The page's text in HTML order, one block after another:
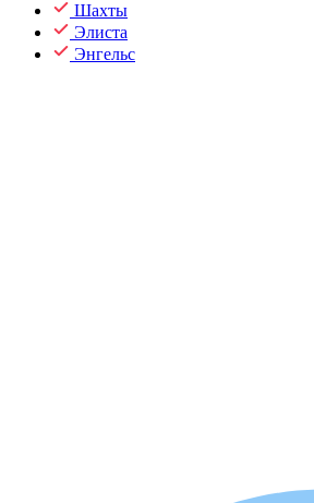
Шахты
Элиста
Энгельс